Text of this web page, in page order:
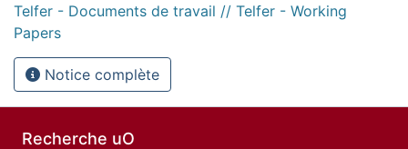
Telfer - Documents de travail // Telfer - Working
Papers
Notice complète
Recherche uO